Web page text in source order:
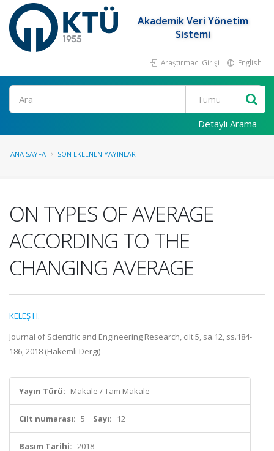
Akademik Veri Yönetim
Sistemi
Araştırmacı Girişi English
Ara
Detaylı Arama
ANA SAYFA SON EKLENEN YAYINLAR
ON TYPES OF AVERAGE
ACCORDING TO THE
CHANGING AVERAGE
KELEŞ H.
Journal of Scientific and Engineering Research, cilt.5, sa.12, ss.184-
186, 2018 (Hakemli Dergi)
Yayın Türü: Makale / Tam Makale
Cilt numarası: 5 Sayı: 12
Basım Tarihi: 2018